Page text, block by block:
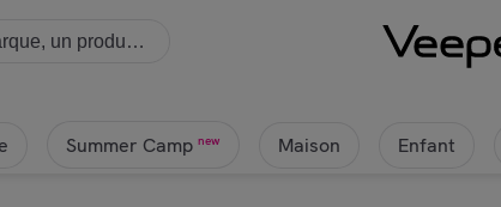
Summer Camp new Maison Enfant